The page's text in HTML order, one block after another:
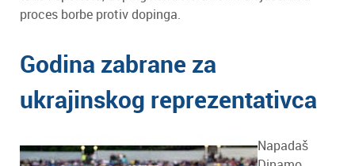
proces borbe protiv dopinga.
Godina zabrane za
ukrajinskog reprezentativca
Napadaš